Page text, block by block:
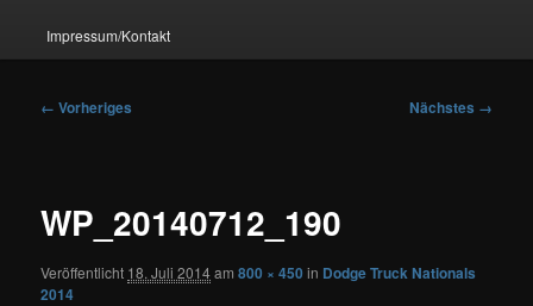
Impressum/Kontakt
Bilder-
← Vorheriges Nächstes →
WP_20140712_190
Veröffentlicht 18. Juli 2014am800 × 450 in Dodge Truck Nationals
2014